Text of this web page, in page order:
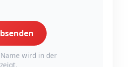
wird in der